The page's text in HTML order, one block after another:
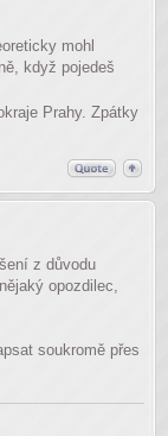
mohl
když pojedeš
Prahy. Zpátky
z důvodu
opozdilec,
soukromě přes